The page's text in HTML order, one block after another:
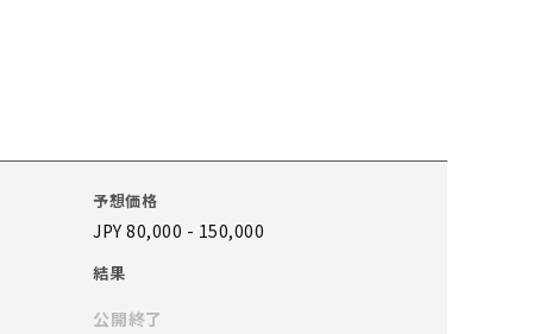
予想価格
JPY 80,000 - 150,000
結果
公開終了